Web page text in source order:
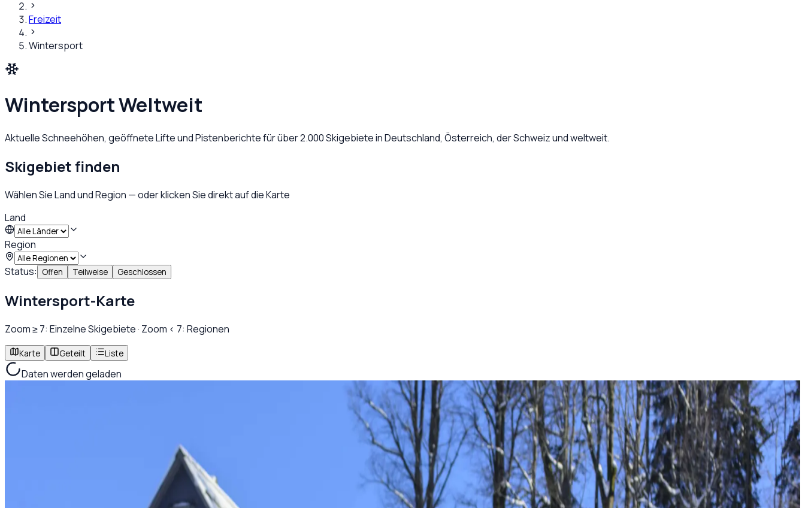
Freizeit
Wintersport
WintersportWeltweit
Aktuelle Schneehöhen, geöffnete Lifte und Pistenberichte für über 2.000 Skigebiete in Deutschland, Österreich, der Schweiz und weltweit.
Skigebiet finden
Wählen Sie Land und Region — oder klicken Sie direkt auf die Karte
Land
Region
Status: Offen Teilweise Geschlossen
Wintersport-Karte
Zoom ≥ 7: Einzelne Skigebiete · Zoom < 7: Regionen
Karte Geteilt Liste
Daten werden geladen
umfangreiche Auswahl an weltweiten Skigebieten Deutschland, Österreichund derSchweiz sind auch Wintersportregionen aus Polen, Italien,
Frankreich oder den USA vertreten.